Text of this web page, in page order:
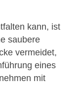
kann, ist
saubere
vermeidet,
eines
mit